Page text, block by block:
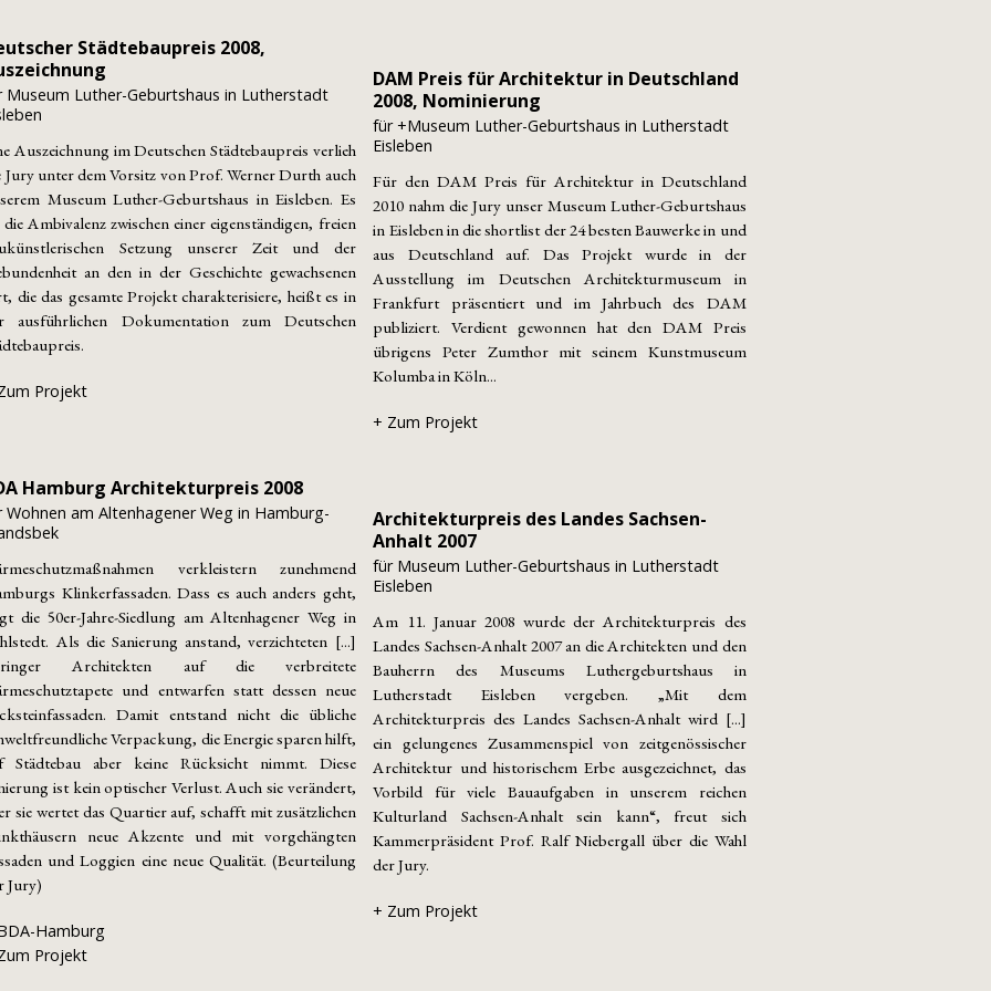
Städtebaupreis 2008,
Museum Luther-Geburtshaus in Lutherstadt
Auszeichnung im Deutschen Städtebaupreis verlieh
Jury unter dem Vorsitz von Prof. Werner Durth auch
Museum Luther-Geburtshaus in Eisleben. Es
die Ambivalenz zwischen einer eigenständigen, freien
Setzung unserer Zeit und der
an den in der Geschichte gewachsenen
die das gesamte Projekt charakterisiere, heißt es in
ausführlichen Dokumentation zum Deutschen
Projekt
DAM Preis für Architektur in Deutschland
2008, Nominierung
für +Museum Luther-Geburtshaus in Lutherstadt
Eisleben
Für den DAM Preis für Architektur in Deutschland
2010 nahm die Jury unser Museum Luther-Geburtshaus
in Eisleben in die shortlist der 24 besten Bauwerke in und
aus Deutschland auf. Das Projekt wurde in der
Ausstellung im Deutschen Architekturmuseum in
Frankfurt präsentiert und im Jahrbuch des DAM
publiziert. Verdient gewonnen hat den DAM Preis
übrigens Peter Zumthor mit seinem Kunstmuseum
Kolumba in Köln...
+ Zum Projekt
Hamburg Architekturpreis 2008
Wohnen am Altenhagener Weg in Hamburg-
verkleistern zunehmend
Klinkerfassaden. Dass es auch anders geht,
die 50er-Jahre-Siedlung am Altenhagener Weg in
Als die Sanierung anstand, verzichteten [...]
Architekten auf die verbreitete
und entwarfen statt dessen neue
Damit entstand nicht die übliche
Verpackung, die Energie sparen hilft,
Städtebau aber keine Rücksicht nimmt. Diese
ist kein optischer Verlust. Auch sie verändert,
sie wertet das Quartier auf, schafft mit zusätzlichen
neue Akzente und mit vorgehängten
und Loggien eine neue Qualität. (Beurteilung
Jury)
Hamburg
Projekt
Architekturpreis des Landes Sachsen-
Anhalt 2007
für Museum Luther-Geburtshaus in Lutherstadt
Eisleben
Am 11. Januar 2008 wurde der Architekturpreis des
Landes Sachsen-Anhalt 2007 an die Architekten und den
Bauherrn des Museums Luthergeburtshaus in
Lutherstadt Eisleben vergeben. „Mit dem
Architekturpreis des Landes Sachsen-Anhalt wird [...]
ein gelungenes Zusammenspiel von zeitgenössischer
Architektur und historischem Erbe ausgezeichnet, das
Vorbild für viele Bauaufgaben in unserem reichen
Kulturland Sachsen-Anhalt sein kann“, freut sich
Kammerpräsident Prof. Ralf Niebergall über die Wahl
der Jury.
+ Zum Projekt